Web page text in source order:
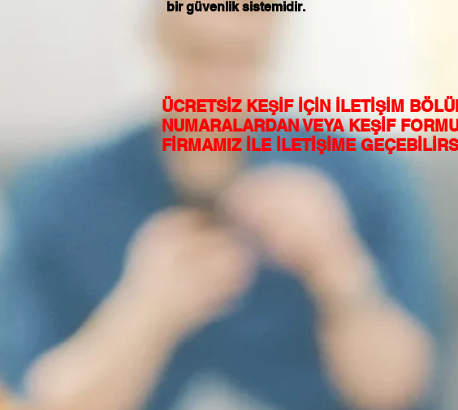
bir güvenlik sistemidir.
ÜCRETSİZ KEŞİF İÇİN İLETİŞİM
NUMARALARDAN VEYA KEŞİF
FİRMAMIZ İLE İLETİŞİME